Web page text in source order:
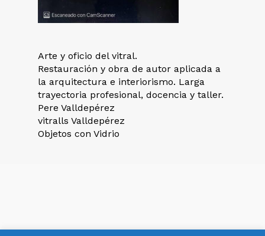
Arte y oficio del vitral.
Restauración y obra de autor aplicada a
la arquitectura e interiorismo. Larga
trayectoria profesional, docencia y taller.
Pere Valldepérez
vitralls Valldepérez
Objetos con Vidrio